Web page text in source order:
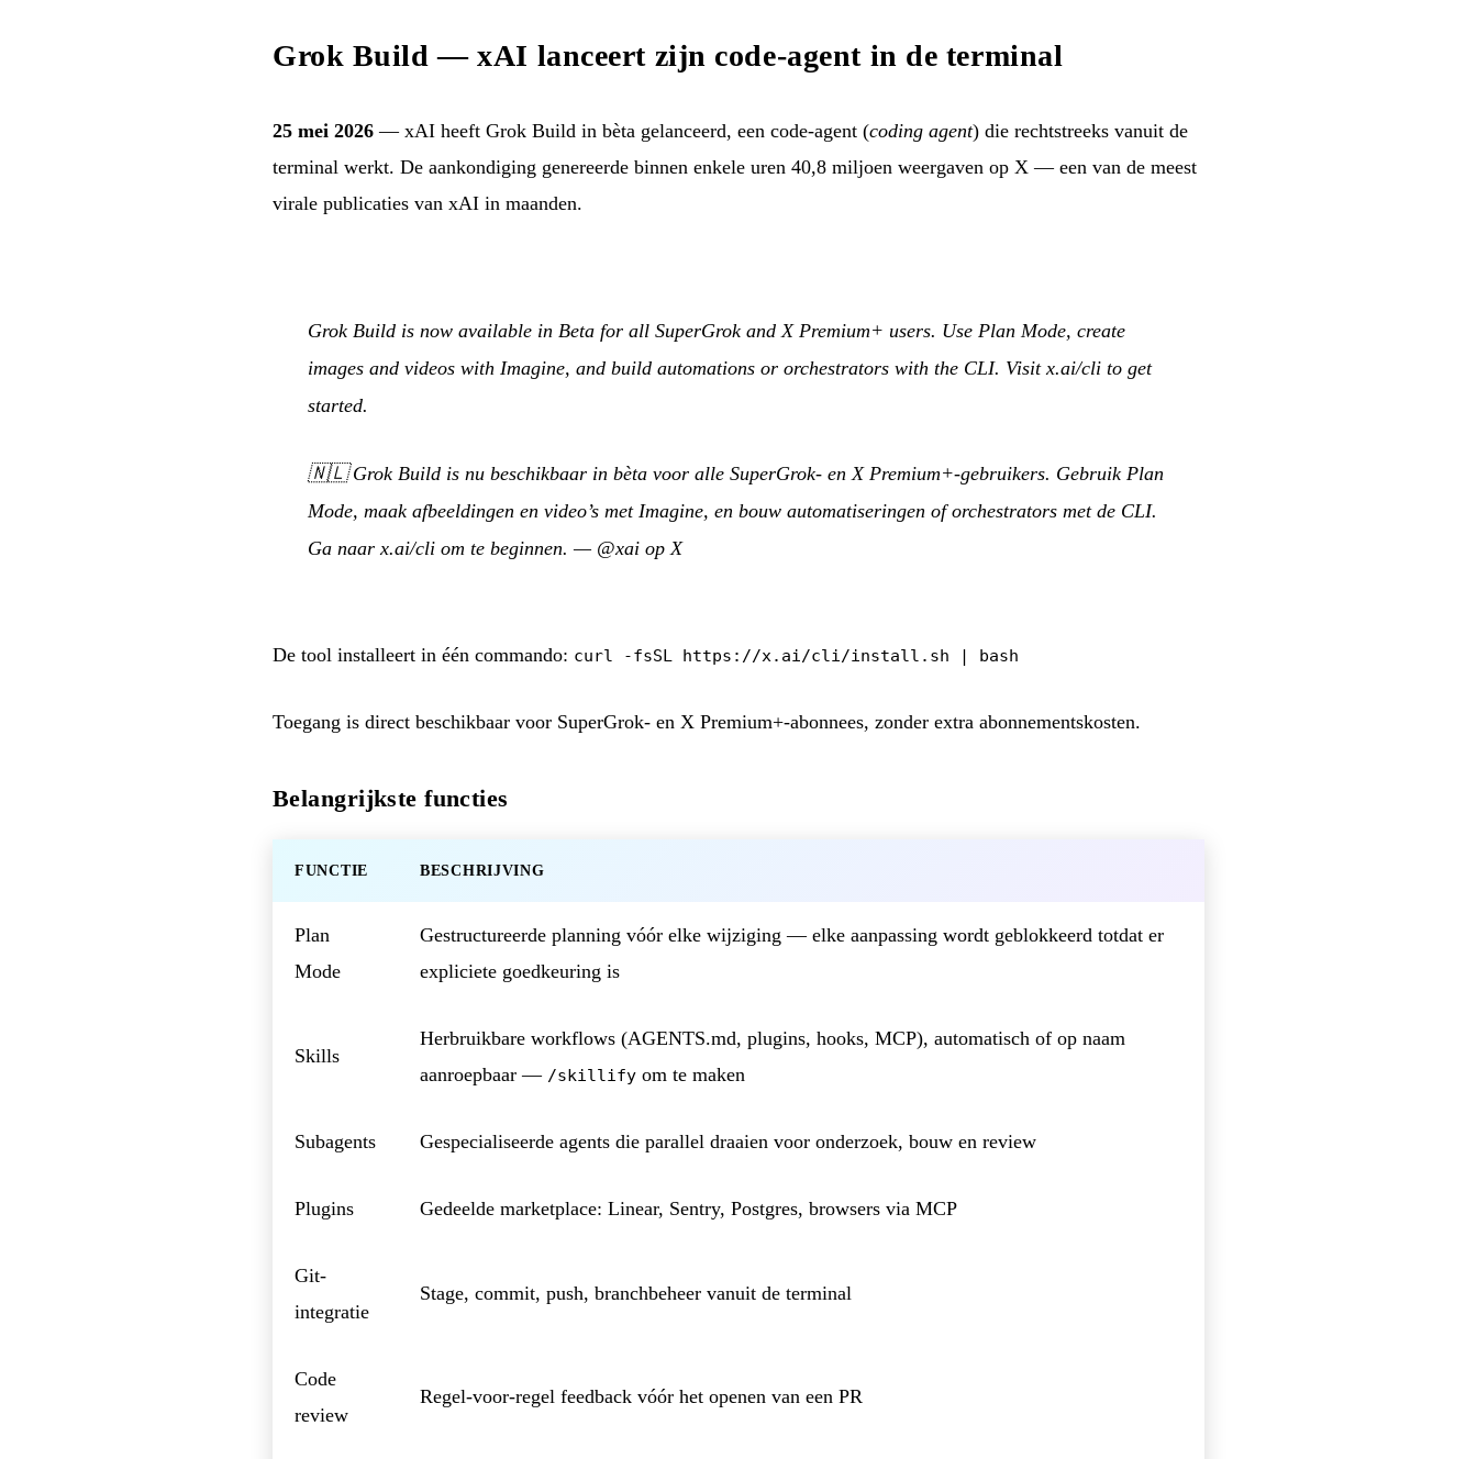
Grok Build — xAI lanceert zijn code-agent in de terminal
25 mei 2026 — xAI heeft Grok Build in bèta gelanceerd, een code-agent (coding agent) die rechtstreeks vanuit de
terminal werkt. De aankondiging genereerde binnen enkele uren 40,8 miljoen weergaven op X — een van de meest
virale publicaties van xAI in maanden.
Grok Build is now available in Beta for all SuperGrok and X Premium+ users. Use Plan Mode, create
images and videos with Imagine, and build automations or orchestrators with the CLI. Visit x.ai/cli to get
started.
🇳🇱Grok Build is nu beschikbaar in bèta voor alle SuperGrok- en X Premium+-gebruikers. Gebruik Plan
Mode, maak afbeeldingen en video’s met Imagine, en bouw automatiseringen of orchestrators met de CLI.
Ga naar x.ai/cli om te beginnen. — @xai op X
De tool installeert in één commando: curl -fsSL https://x.ai/cli/install.sh | bash
Toegang is direct beschikbaar voor SuperGrok- en X Premium+-abonnees, zonder extra abonnementskosten.
Belangrijkste functies
FUNCTIE BESCHRIJVING
Plan
Mode
Gestructureerde planning vóór elke wijziging — elke aanpassing wordt geblokkeerd totdat er
expliciete goedkeuring is
Skills
Herbruikbare workflows (AGENTS.md, plugins, hooks, MCP), automatisch of op naam
aanroepbaar — /skillify om te maken
Subagents Gespecialiseerde agents die parallel draaien voor onderzoek, bouw en review
Plugins Gedeelde marketplace: Linear, Sentry, Postgres, browsers via MCP
Git-
integratie
Stage, commit, push, branchbeheer vanuit de terminal
Code
review
Regel-voor-regel feedback vóór het openen van een PR